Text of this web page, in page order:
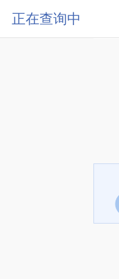
正在查询中